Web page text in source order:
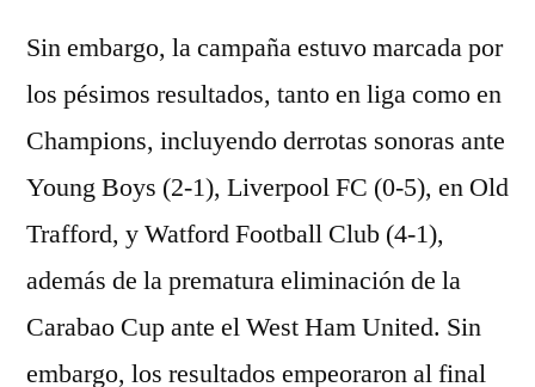
Sin embargo, la campaña estuvo marcada por
los pésimos resultados, tanto en liga como en
Champions, incluyendo derrotas sonoras ante
Young Boys (2-1), Liverpool FC (0-5), en Old
Trafford, y Watford Football Club (4-1),
además de la prematura eliminación de la
Carabao Cup ante el West Ham United. Sin
embargo, los resultados empeoraron al final